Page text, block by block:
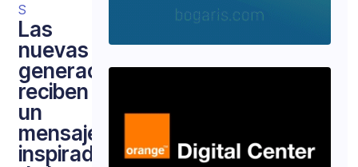
S
Las
nuevas
generaciones
reciben
un
mensaje
inspirador